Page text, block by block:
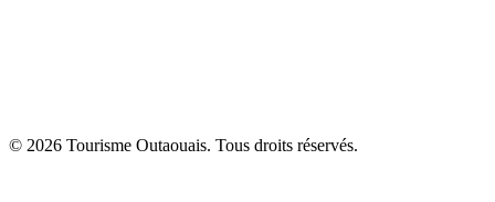
© 2026 Tourisme Outaouais. Tous droits réservés.